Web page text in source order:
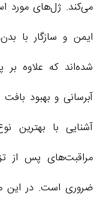
می‌کند. ژل‌های مورد
ایمن و سازگار با
شده‌اند که علاوه
آبرسانی و بهبود
آشنایی با بهترین
مراقبت‌های پس از
ضروری است. در این